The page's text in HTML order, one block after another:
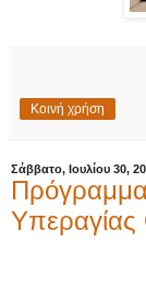
Κοινή χρήση
Σάββατο, Ιουλίου 30,
Υπεραγίας